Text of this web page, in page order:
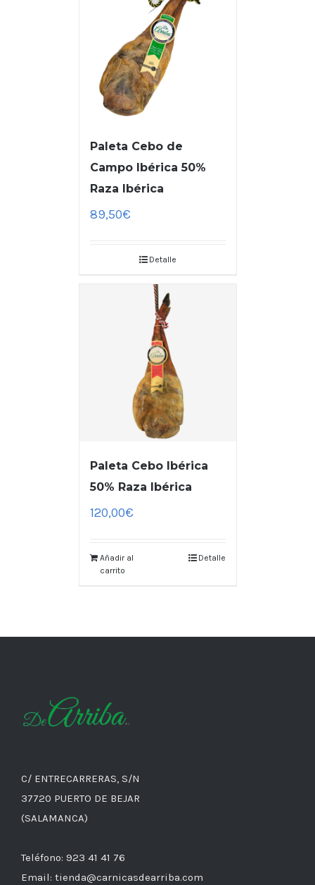
Paleta Cebo de
Campo Ibérica 50%
Raza Ibérica
89,50€
Detalle
Paleta Cebo Ibérica
50% Raza Ibérica
120,00€
Añadir al
carrito
Detalle
C/ ENTRECARRERAS, S/N
37720 PUERTO DE BEJAR
(SALAMANCA)
Teléfono: 923 41 41 76
Email: tienda@carnicasdearriba.com